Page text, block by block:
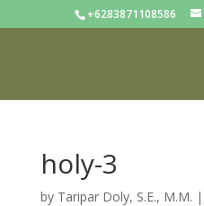
+6283871108586
holy-3
by Taripar Doly, S.E., M.M. |